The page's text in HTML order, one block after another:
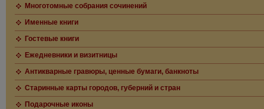
Многотомные собрания сочинений
Именные книги
Гостевые книги
Ежедневники и визитницы
Антикварные гравюры, ценные бумаги, банкноты
Старинные карты городов, губерний и стран
Подарочные иконы